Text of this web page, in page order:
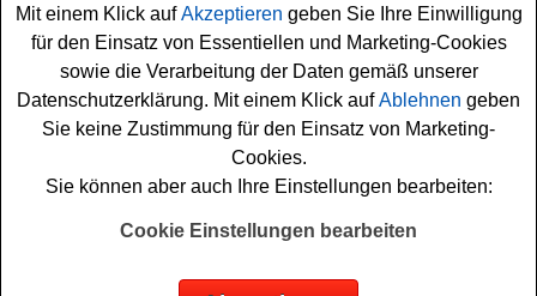
Adventskalenders eine schöne Überraschung, die
Kinderherzen sicher höher schlagen lassen wird. Am
1.12. startet der Kinder-Tipps Adventskalender. Falls Sie
an dem Kinder-Tipps Adventskalender Gewinnspiel
kostenlos teilnehmen möchten, müssen Sie nur die
Türchen öffnen und das kleine Formular ausfüllen.
Vielleicht haben Sie ja Glück? Viel Spaß und frohe
Weihnachten!
Kinder-Tipps verlost schöne Sachpreise,
Mit einem Klick aufAkzeptieren geben Sie Ihre Einwilligung
für den Einsatz von Essentiellen und Marketing-Cookies
sowie die Verarbeitung der Daten gemäß unserer
Datenschutzerklärung. Mit einem Klick aufAblehnen geben
Sie keine Zustimmung für den Einsatz von Marketing-
Cookies.
Sie können aber auch Ihre Einstellungen bearbeiten:
Cookie Einstellungen bearbeiten